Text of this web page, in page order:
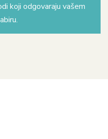
koji odgovaraju vašem